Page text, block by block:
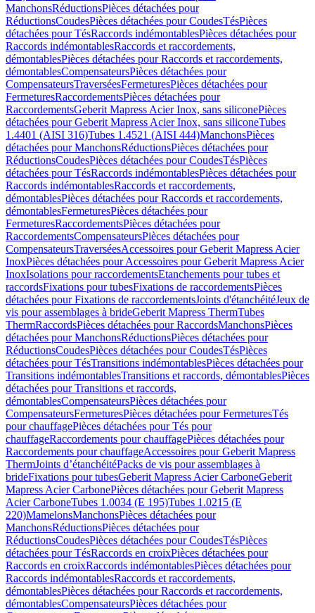
ManchonsRéductionsPièces détachées pour
RéductionsCoudesPièces détachées pour CoudesTésPièces
détachées pour TésRaccords indémontablesPièces détachées pour
Raccords indémontablesRaccords et raccordements,
démontablesPièces détachées pour Raccords et raccordements,
démontablesCompensateursPièces détachées pour
CompensateursTraverséesFermeturesPièces détachées pour
FermeturesRaccordementsPièces détachées pour
RaccordementsGeberit Mapress Acier Inox, sans siliconePièces
détachées pour Geberit Mapress Acier Inox, sans siliconeTubes
1.4401 (AISI 316)Tubes 1.4521 (AISI 444)ManchonsPièces
détachées pour ManchonsRéductionsPièces détachées pour
RéductionsCoudesPièces détachées pour CoudesTésPièces
détachées pour TésRaccords indémontablesPièces détachées pour
Raccords indémontablesRaccords et raccordements,
démontablesPièces détachées pour Raccords et raccordements,
démontablesFermeturesPièces détachées pour
FermeturesRaccordementsPièces détachées pour
RaccordementsCompensateursPièces détachées pour
CompensateursTraverséesAccessoires pour Geberit Mapress Acier
InoxPièces détachées pour Accessoires pour Geberit Mapress Acier
InoxIsolations pour raccordementsEtanchements pour tubes et
raccordsFixations pour tubesFixations de raccordementsPièces
détachées pour Fixations de raccordementsJoints d'étanchéitéJeux de
vis pour assemblages à brideGeberit Mapress ThermTubes
ThermRaccordsPièces détachées pour RaccordsManchonsPièces
détachées pour ManchonsRéductionsPièces détachées pour
RéductionsCoudesPièces détachées pour CoudesTésPièces
détachées pour TésTransitions indémontablesPièces détachées pour
Transitions indémontablesTransitions et raccords, démontablesPièces
détachées pour Transitions et raccords,
démontablesCompensateursPièces détachées pour
CompensateursFermeturesPièces détachées pour FermeturesTés
pour chauffagePièces détachées pour Tés pour
chauffageRaccordements pour chauffagePièces détachées pour
Raccordements pour chauffageAccessoires pour Geberit Mapress
ThermJoints d’étanchéitéPacks de vis pour assemblages à
brideFixations pour tubesGeberit Mapress Acier CarboneGeberit
Mapress Acier CarbonePièces détachées pour Geberit Mapress
Acier CarboneTubes 1.0034 (E 195)Tubes 1.0215 (E
220)MamelonsManchonsPièces détachées pour
ManchonsRéductionsPièces détachées pour
RéductionsCoudesPièces détachées pour CoudesTésPièces
détachées pour TésRaccords en croixPièces détachées pour
Raccords en croixRaccords indémontablesPièces détachées pour
Raccords indémontablesRaccords et raccordements,
démontablesPièces détachées pour Raccords et raccordements,
démontablesCompensateursPièces détachées pour